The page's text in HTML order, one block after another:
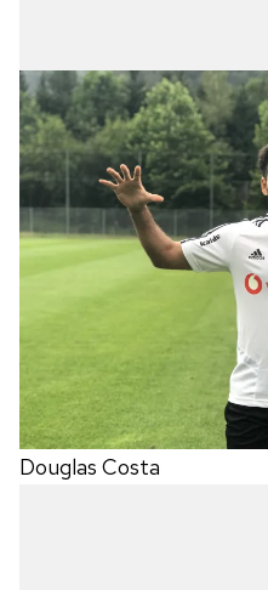
Douglas Costa